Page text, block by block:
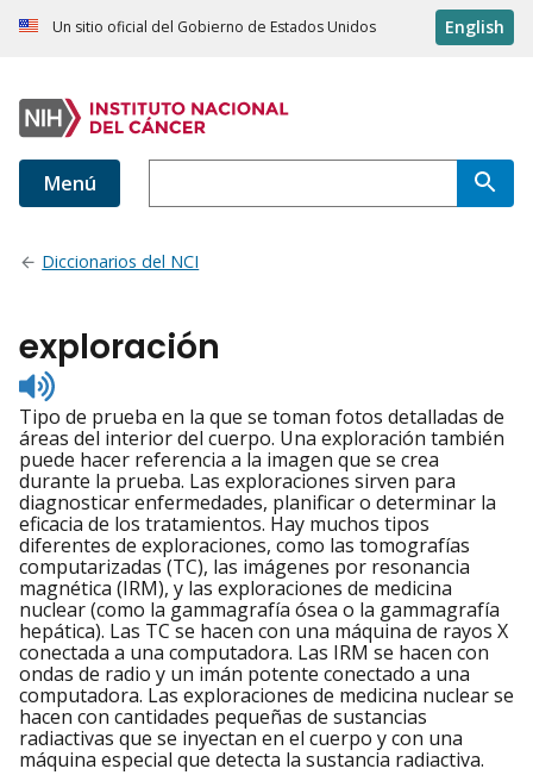
Un sitio oficial del Gobierno de Estados Unidos English
Menú
Diccionarios del NCI
exploración
Listen
to
pronunciation
Tipo de prueba en la que se toman fotos detalladas de
áreas del interior del cuerpo. Una exploración también
puede hacer referencia a la imagen que se crea
durante la prueba. Las exploraciones sirven para
diagnosticar enfermedades, planificar o determinar la
eficacia de los tratamientos. Hay muchos tipos
diferentes de exploraciones, como las tomografías
computarizadas (TC), las imágenes por resonancia
magnética (IRM), y las exploraciones de medicina
nuclear (como la gammagrafía ósea o la gammagrafía
hepática). Las TC se hacen con una máquina de rayos X
conectada a una computadora. Las IRM se hacen con
ondas de radio y un imán potente conectado a una
computadora. Las exploraciones de medicina nuclear se
hacen con cantidades pequeñas de sustancias
radiactivas que se inyectan en el cuerpo y con una
máquina especial que detecta la sustancia radiactiva.